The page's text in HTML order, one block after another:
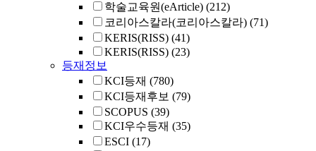
학술교육원(eArticle) (212)
코리아스칼라(코리아스칼라) (71)
KERIS(RISS) (41)
KERIS(RISS) (23)
등재정보
KCI등재 (780)
KCI등재후보 (79)
SCOPUS (39)
KCI우수등재 (35)
ESCI (17)